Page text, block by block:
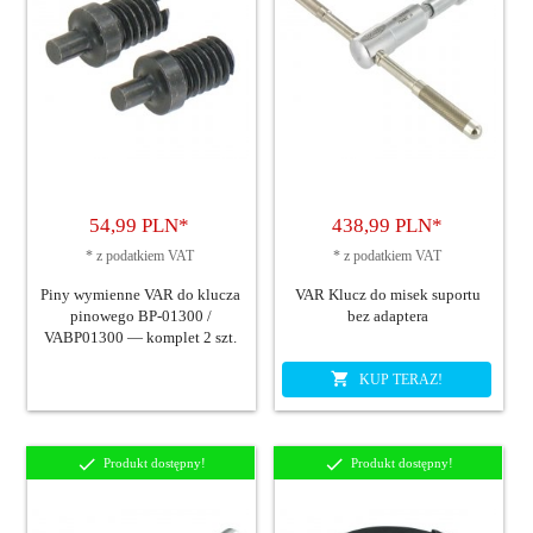
54,99 PLN*
* z podatkiem VAT
Piny wymienne VAR do klucza
pinowego BP-01300 /
VABP01300 — komplet 2 szt.
438,99 PLN*
* z podatkiem VAT
VAR Klucz do misek suportu
bez adaptera
KUP TERAZ!
Produkt dostępny! Produkt dostępny!